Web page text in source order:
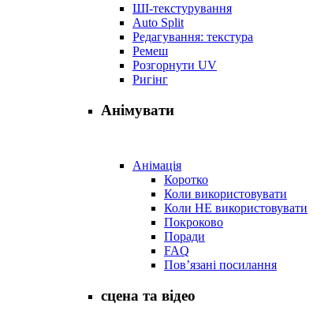
ШІ-текстурування
Auto Split
Редагування: текстура
Ремеш
Розгорнути UV
Ригінг
Анімувати
Анімація
Коротко
Коли використовувати
Коли НЕ використовувати
Покроково
Поради
FAQ
Пов’язані посилання
сцена та відео